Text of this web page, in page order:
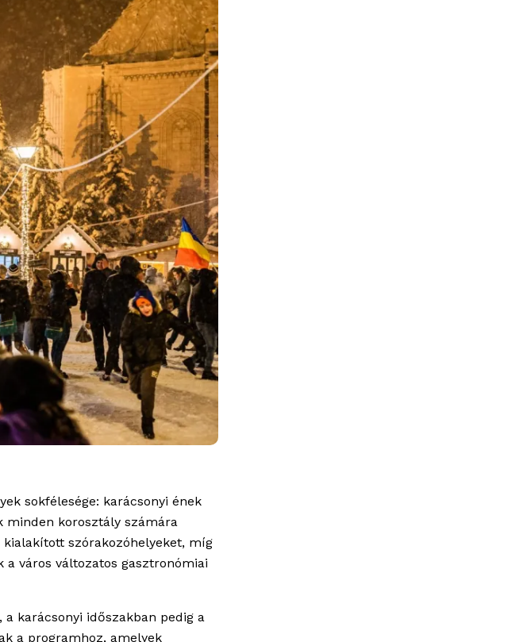
sokfélesége: karácsonyi ének
minden korosztály számára
szórakozóhelyeket, míg
város változatos gasztronómiai
karácsonyi időszakban pedig a
a programhoz, amelyek